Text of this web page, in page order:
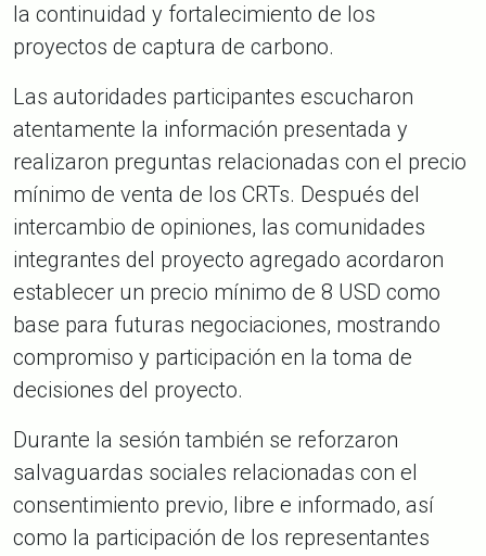
la continuidad y fortalecimiento de los
proyectos de captura de carbono.
Las autoridades participantes escucharon
atentamente la información presentada y
realizaron preguntas relacionadas con el precio
mínimo de venta de los CRTs. Después del
intercambio de opiniones, las comunidades
integrantes del proyecto agregado acordaron
establecer un precio mínimo de 8 USD como
base para futuras negociaciones, mostrando
compromiso y participación en la toma de
decisiones del proyecto.
Durante la sesión también se reforzaron
salvaguardas sociales relacionadas con el
consentimiento previo, libre e informado, así
como la participación de los representantes